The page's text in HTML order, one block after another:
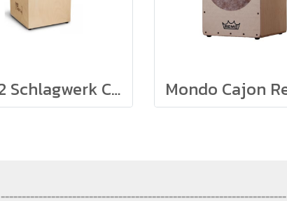
CBA2 Schlagwerk Construction kit คาฮองประกอบเอง
--------------------------------------------------------------------